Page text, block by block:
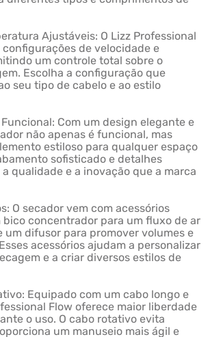
Ajustáveis: O Lizz Professional
configurações de velocidade e
um controle total sobre o
Escolha a configuração que
seu tipo de cabelo e ao estilo
Com um design elegante e
não apenas é funcional, mas
estiloso para qualquer espaço
sofisticado e detalhes
qualidade e a inovação que a marca
O secador vem com acessórios
bico concentrador para um fluxo de ar
um difusor para promover volumes e
acessórios ajudam a personalizar
e a criar diversos estilos de
Equipado com um cabo longo e
Flow oferece maior liberdade
o uso. O cabo rotativo evita
um manuseio mais ágil e